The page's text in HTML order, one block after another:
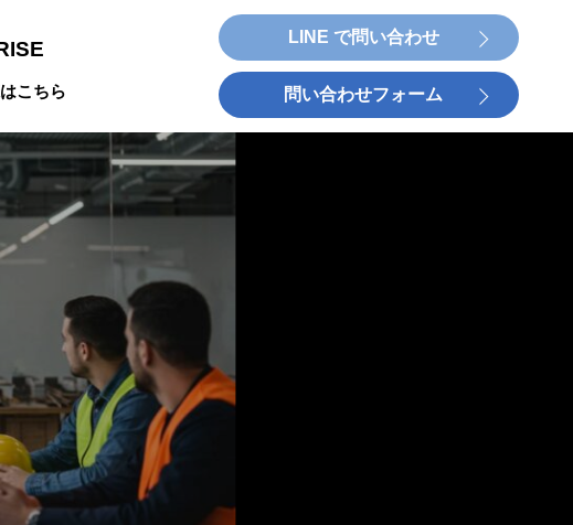
こちら
LINE で問い合わせ
問い合わせフォーム